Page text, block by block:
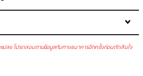
ต่ำต่อครั้ง
สุด
: ไม่ได้
าท/เดือน เมื่อมียอดคงเหลือในบัญชีต่ำกว่า
ปลง โปรดสอบถามข้อมูลกับทางธนาคารอีกครั้งก่อนตัดสินใจ